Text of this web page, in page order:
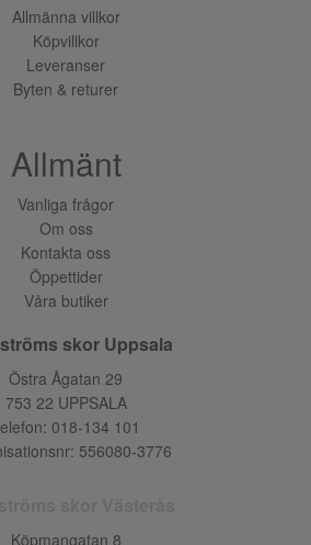
Allmänna villkor
Köpvillkor
Leveranser
Byten & returer
Allmänt
Vanliga frågor
Om oss
Kontakta oss
Öppettider
Våra butiker
skor Uppsala
Östra Ågatan 29
753 22 UPPSALA
018-134 101
556080-3776
Köpmangatan 8